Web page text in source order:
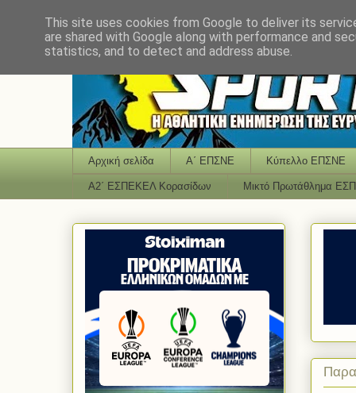
Αρχική σελίδα Α΄ ΕΠΣΝΕ Κύπελλο ΕΠΣΝΕ
Α2΄ ΕΣΠΕΚΕΛ Κορασίδων Μικτό Πρωτάθλημα
This site uses cookies from Google to deliver its
are shared with Google along with performance and
statistics, and to detect and address abuse.